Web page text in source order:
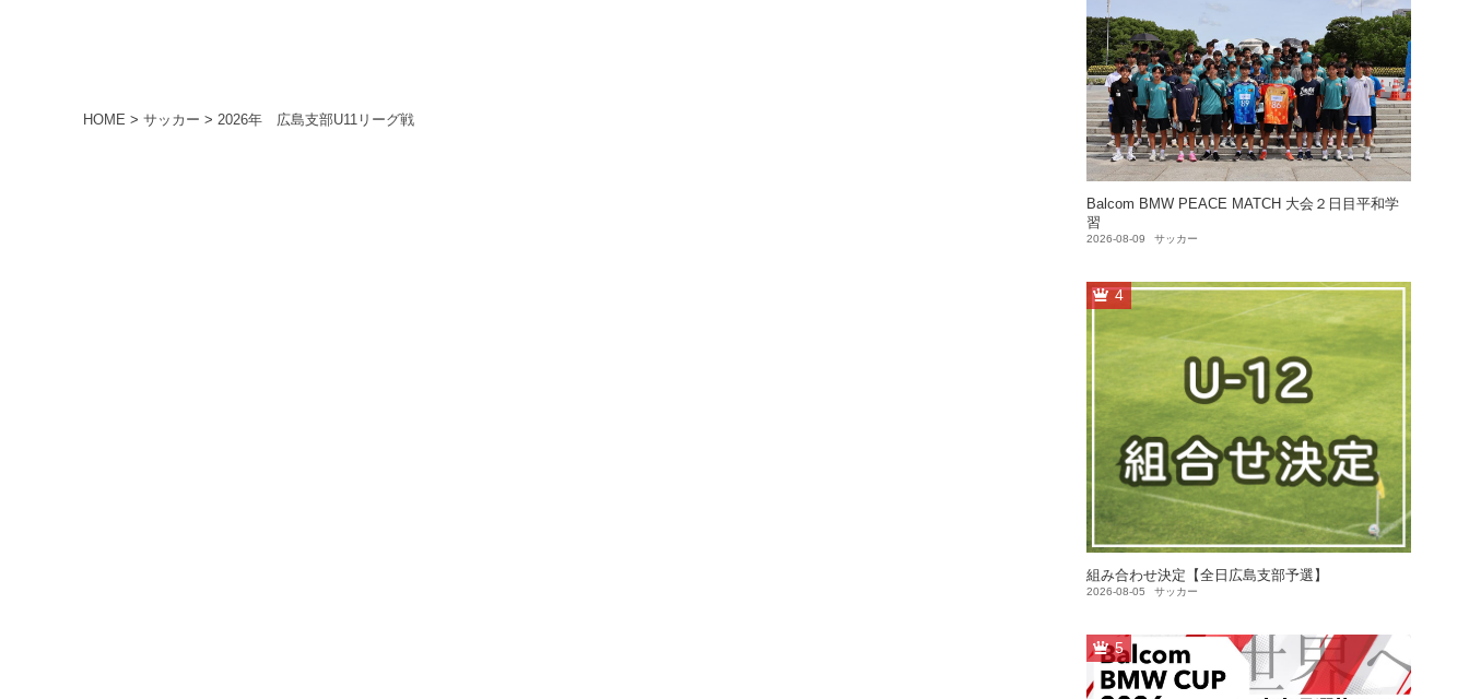
HOME >サッカー >2026年 広島支部U11リーグ戦
Balcom BMW PEACE MATCH 大会２日目平和学
習
2026-08-09 サッカー
4
組み合わせ決定【全日広島支部予選】
2026-08-05 サッカー
5